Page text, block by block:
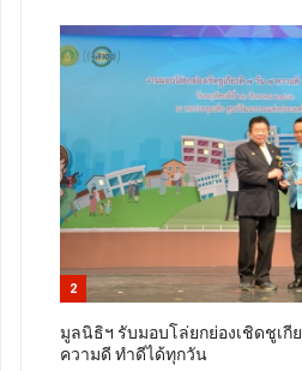
2
มูลนิธิฯ รับมอบโล่ยกย่องเชิดชูเกี
ความดี ทำดีได้ทุกวัน